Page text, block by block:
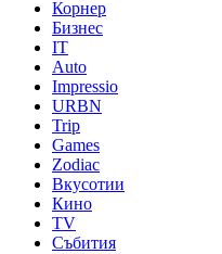
Корнер
Бизнес
IT
Auto
Impressio
URBN
Trip
Games
Zodiac
Вкусотии
Кино
TV
Събития